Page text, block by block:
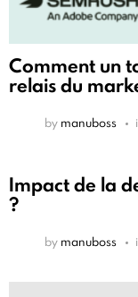
Comment un
relais du
by manuboss
Impact de la
?
by manuboss